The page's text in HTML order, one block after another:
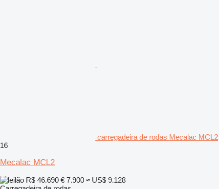
carregadeira de rodas Mecalac MCL2
16
Mecalac MCL2
R$ 46.690 € 7.900 ≈ US$ 9.128